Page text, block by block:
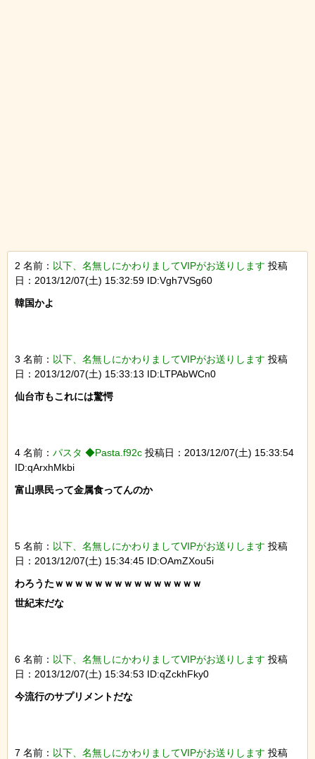
2 名前： 以下、名無しにかわりましてVIPがお送りします 投稿
日：2013/12/07(土) 15:32:59 ID:Vgh7VSg60
韓国かよ
3 名前： 以下、名無しにかわりましてVIPがお送りします 投稿
日：2013/12/07(土) 15:33:13 ID:LTPAbWCn0
仙台市もこれには驚愕
4 名前： パスタ ◆Pasta.f92c 投稿日：2013/12/07(土) 15:33:54
ID:qArxhMkbi
富山県民って金属食ってんのか
5 名前： 以下、名無しにかわりましてVIPがお送りします 投稿
日：2013/12/07(土) 15:34:45 ID:OAmZXou5i
わろうたｗｗｗｗｗｗｗｗｗｗｗｗｗｗｗ
世紀末だな
6 名前： 以下、名無しにかわりましてVIPがお送りします 投稿
日：2013/12/07(土) 15:34:53 ID:qZckhFky0
今流行のサプリメントだな
7 名前： 以下、名無しにかわりましてVIPがお送りします 投稿